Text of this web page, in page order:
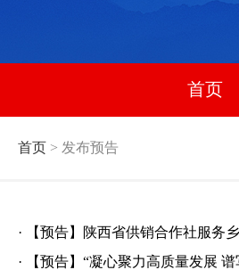
首页
首页 > 发布预告
·
【预告】陕西省供销合作社服务
·
【预告】“凝心聚力高质量发展